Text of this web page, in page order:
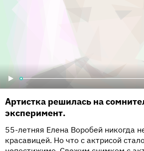
Артистка решилась на
эксперимент.
55-летняя Елена Воробей никогда
красавицей. Но что с актрисой